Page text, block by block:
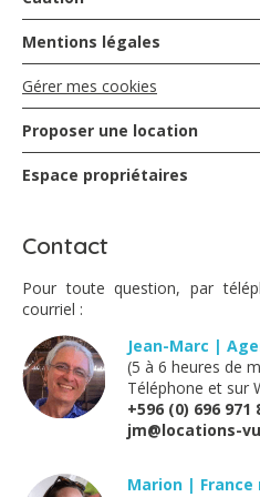
Parfait !
Dominique FOUGERES -
Parfait ! Excellent séjour
"Baie de Sainte Anne".
bienveillance
JACQUES - septembre 2021
La vue était superbe, calme
rapport à ce que l'on pouvait
Mentions légales
Gérer mes cookies
Proposer une location
Espace propriétaires
Contact
Pour toute question, par
courriel :
Jean-Marc |
(5 à 6 heures de
Téléphone et sur
+596 (0) 696 971
jm@locations-
Marion |